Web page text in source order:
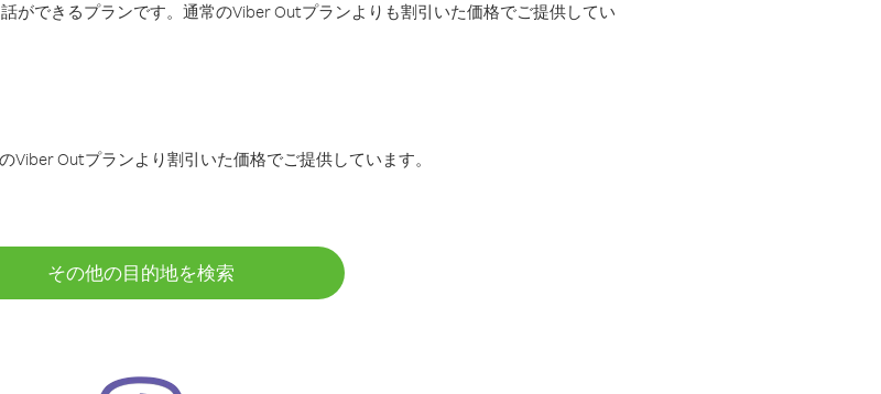
ができるプランです。通常のViber Outプランよりも割引いた価格でご提供してい
Outプランより割引いた価格でご提供しています。
その他の目的地を検索